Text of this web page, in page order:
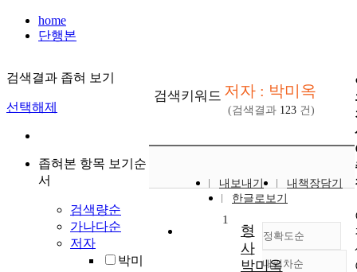
home
단행본
검색결과 좁혀 보기
선택해제
좁혀본 항목 보기순
서
검색량순
가나다순
저자
박미
검색키워드 저자 : 박미옥
(검색결과 123 건)
내보내기
내책장담기
한글로보기
정확도순
내림차순
1
형
사
박미옥